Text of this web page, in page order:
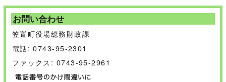
お問い合わせ
笠置町役場総務財政課
電話: 0743-95-2301
ファックス: 0743-95-2961